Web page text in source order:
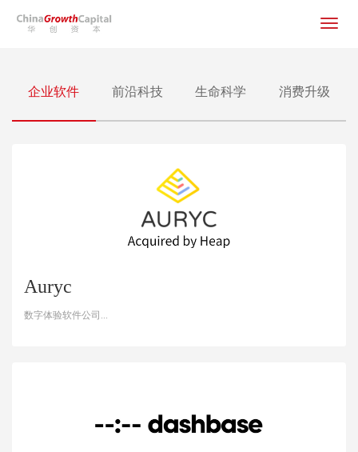
Toggle
梦想
照亮未来
自2006年成立伊始，华创资本一直专注于新金融、新消费、新实业领域
的早期投资。目前已有上百家企业加入华创派投资组合，绝大多数都获
得了知名投资机构的后续投资或成功上市。
企业软件 前沿科技 生命科学 消费升级
Auryc
数字体验软件公司...